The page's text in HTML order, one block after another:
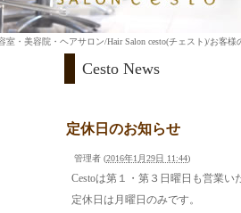
室・美容院・ヘアサロン/Hair Salon cesto(チェスト)/お客
Cesto News
定休日のお知らせ
管理者 (2016年1月29日 11:44)
Cestoは第１・第３日曜日も営業い
定休日は月曜日のみです。